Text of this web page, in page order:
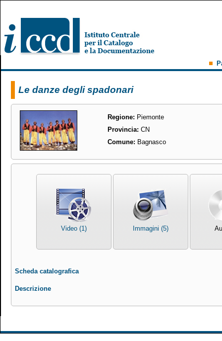
Le danze degli spadonari
Regione: Piemonte
Provincia: CN
Comune: Bagnasco
Video (1) Immagini (5)
Scheda catalografica
Descrizione